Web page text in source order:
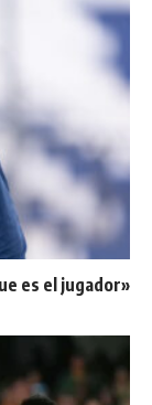
es el jugador»